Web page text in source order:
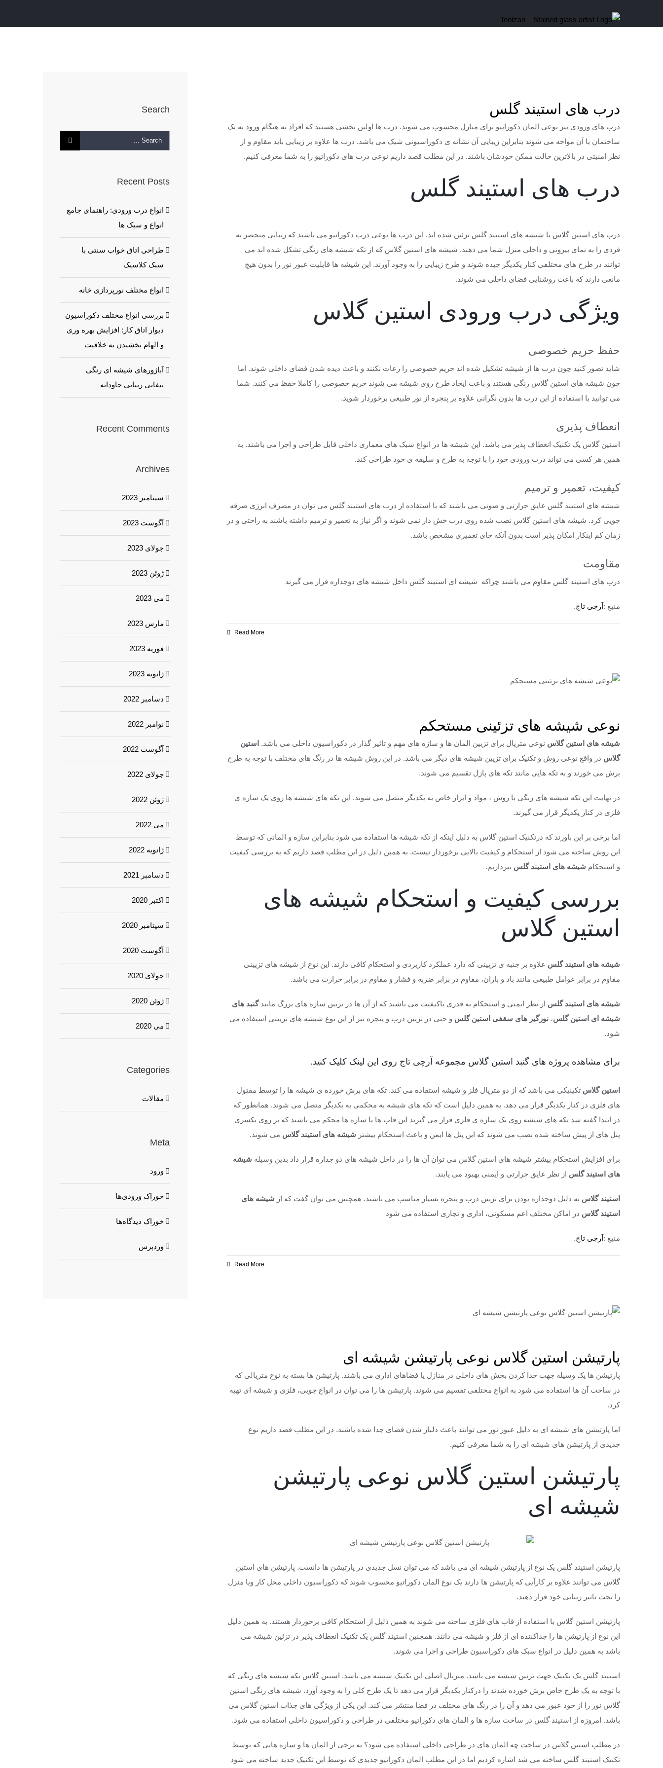
درب های استیند گلس
درب های ورودی نیز نوعی المان دکوراتیو برای منازل محسوب می شوند. درب ها اولین بخشی هستند که افراد به هنگام ورود به یک
ساختمان با آن مواجه می شوند بنابراین زیبایی آن نشانه ی دکوراسیونی شیک می باشد. درب ها علاوه بر زیبایی باید مقاوم و از
نظر امنیتی در بالاترین حالت ممکن خودشان باشند. در این مطلب قصد داریم نوعی درب های دکوراتیو را به شما معرفی کنیم.
درب های استیند گلس
درب های استین گلاس با شیشه های استیند گلس تزئین شده اند. این درب ها نوعی درب دکوراتیو می باشند که زیبایی منحصر به
فردی را به نمای بیرونی و داخلی منزل شما می دهند. شیشه های استین گلاس که از تکه شیشه های رنگی تشکل شده اند می
توانند در طرح های مختلفی کنار یکدیگر چیده شوند و طرح زیبایی را به وجود آورند. این شیشه ها قابلیت عبور نور را بدون هیچ
مانعی دارند که باعث روشنایی فضای داخلی می شوند.
ویژگی درب ورودی استین گلاس
حفظ حریم خصوصی
شاید تصور کنید چون درب ها از شیشه تشکیل شده اند حریم خصوصی را رعات نکنند و باعث دیده شدن فضای داخلی شوند. اما
چون شیشه های استین گلاس رنگی هستند و باعث ایجاد طرح روی شیشه می شوند حریم خصوصی را کاملا حفظ می کنند. شما
می توانید با استفاده از این درب ها بدون نگرانی علاوه بر پنجره از نور طبیعی برخوردار شوید.
انعطاف پذیری
استین گلاس یک تکنیک انعطاف پذیر می باشد. این شیشه ها در انواع سبک های معماری داخلی قابل طراحی و اجرا می باشند. به
همین هر کسی می تواند درب ورودی خود را با توجه به طرح و سلیقه ی خود طراحی کند.
کیفیت، تعمیر و ترمیم
شیشه های استیند گلس عایق حرارتی و صوتی می باشند که با استفاده از درب های استیند گلس می توان در مصرف انرژی صرفه
جویی کرد. شیشه های استین گلاس نصب شده روی درب خش دار نمی شوند و اگر نیاز به تعمیر و ترمیم داشته باشند به راحتی و در
زمان کم اینکار امکان پذیر است بدون آنکه جای تعمیری مشخص باشد.
مقاومت
درب های استیند گلس مقاوم می باشند چراکه شیشه ای استیند گلس داخل شیشه های دوجداره قرار می گیرند
منبع :آرچی تاج.
Read More
نوعی شیشه های تزئینی مستحکم
شیشه های استین گلاس نوعی متریال برای تزیین المان ها و سازه های مهم و تاثیر گذار در دکوراسیون داخلی می باشد. استین
گلاس در واقع نوعی روش و تکنیک برای تزیین شیشه های دیگر می باشد. در این روش شیشه ها در رنگ های مختلف با توجه به طرح
برش می خورند و به تکه هایی مانند تکه های پازل تقسیم می شوند.
در نهایت این تکه شیشه های رنگی با روش ، مواد و ابزار خاص به یکدیگر متصل می شوند. این تکه های شیشه ها روی یک سازه ی
فلزی در کنار یکدیگر قرار می گیرند.
اما برخی بر این باورند که درتکنیک استین گلاس به دلیل اینکه از تکه شیشه ها استفاده می شود بنابراین سازه و المانی که توسط
این روش ساخته می شود از استحکام و کیفیت بالایی برخوردار نیست. به همین دلیل در این مطلب قصد داریم که به بررسی کیفیت
و استحکام شیشه های استیند گلس بپردازیم.
بررسی کیفیت و استحکام شیشه های
استین گلاس
شیشه های استیند گلس علاوه بر جنبه ی تزیینی که دارد عملکرد کاربردی و استحکام کافی دارند. این نوع از شیشه های تزیینی
مقاوم در برابر عوامل طبیعی مانند باد و باران، مقاوم در برابر ضربه و فشار و مقاوم در برابر حرارت می باشد.
شیشه های استیند گلس از نظر ایمنی و استحکام به قدری باکیفیت می باشند که از آن ها در تزیین سازه های بزرگ مانندگنبد های
شیشه ای استین گلس، نورگیر های سقفی استین گلس و حتی در تزیین درب و پنجره نیز از این نوع شیشه های تزیینی استفاده می
شود.
برای مشاهده پروژه های گنبد استین گلاس مجموعه آرچی تاج روی این لینک کلیک کنید.
استین گلاس تکینیکی می باشد که از دو متریال فلز و شیشه استفاده می کند. تکه های برش خورده ی شیشه ها را توسط مفتول
های فلزی در کنار یکدیگر قرار می دهد. به همین دلیل است که تکه های شیشه به محکمی به یکدیگر متصل می شوند. همانطور که
در ابتدا گفته شد تکه های شیشه روی یک سازه ی فلزی قرار می گیرند این قاب ها یا سازه ها محکم می باشند که بر روی یکسری
پنل های از پیش ساخته شده نصب می شوند که این پنل ها ایمن و باعث استحکام بیشتر شیشه های استیند گلاس می شوند.
برای افزایش استحکام بیشتر شیشه های استین گلاس می توان آن ها را در داخل شیشه های دو جداره قرار داد بدین وسیله شیشه
های استیند گلس از نظر عایق حرارتی و ایمنی بهبود می یابند.
استیند گلاس به دلیل دوجداره بودن برای تزیین درب و پنجره بسیاز مناسب می باشند. همچنین می توان گفت که از شیشه های
استیند گلاس در اماکن مختلف اعم مسکونی، اداری و تجاری استفاده می شود
منبع :آرچی تاچ.
Read More
پارتیشن استین گلاس نوعی پارتیشن شیشه ای
پارتیشن ها یک وسیله جهت جدا کردن بخش های داخلی در منازل یا فضاهای اداری می باشند. پارتیشن ها بسته به نوع متریالی که
در ساخت آن ها استفاده می شود به انواع مختلفی تقسیم می شوند. پارتیشن ها را می توان در انواع چوبی، فلزی و شیشه ای تهیه
کرد.
اما پارتیشن های شیشه ای به دلیل عبور نور می توانند باعث دلباز شدن فضای جدا شده باشند. در این مطلب قصد داریم نوع
جدیدی از پارتیشن های شیشه ای را به شما معرفی کنیم.
پارتیشن استین گلاس نوعی پارتیشن
شیشه ای
پارتیشن استیند گلس یک نوع از پارتیشن شیشه ای می باشد که می توان نسل جدیدی در پارتیشن ها دانست. پارتیشن های استین
گلاس می توانند علاوه بر کارآیی که پارتیشن ها دارند یک نوع المان دکوراتیو محسوب شوند که دکوراسیون داخلی محل کار ویا منزل
را تحت تاثیر زیبایی خود قرار دهند.
پارتیشن استین گلاس با استفاده از قاب های فلزی ساخته می شوند به همین دلیل از استحکام کافی برخوردار هستند. به همین دلیل
این نوع از پارتیشن ها را جداکننده ای از فلز و شیشه می دانند. همچنین استیند گلس یک تکنیک انعطاف پذیر در تزئین شیشه می
باشد به همین دلیل در انواع سبک های دکوراسیون طراحی و اجرا می شوند.
استیند گلس یک تکنیک جهت تزئین شیشه می باشد. متریال اصلی این تکنیک شیشه می باشد. استین گلاس تکه شیشه های رنگی که
با توجه به یک طرح خاص برش خورده شدند را درکنار یکدیگر قرار می دهد تا یک طرح کلی را به وجود آورد. شیشه های رنگی استین
گلاس نور را از خود عبور می دهد و آن را در رنگ های مختلف در فضا منتشر می کند. این یکی از ویژگی های جذاب استین گلاس می
باشد. امروزه از استیند گلس در ساخت سازه ها و المان های دکوراتیو مختلفی در طراحی و دکوراسیون داخلی استفاده می شود.
در مطلب استین گلاس در ساخت چه المان های در طراحی داخلی استفاده می شود؟ به برخی از المان ها و سازه هایی که توسط
تکنیک استیند گلس ساخته می شد اشاره کردیم اما در این مطلب المان دکوراتیو جدیدی که توسط این تکنیک جدید ساخته می شود
Search
Search
for:
Recent Posts
انواع درب ورودی: راهنمای جامع
انواع و سبک ها
طراحی اتاق خواب سنتی با
سبک کلاسیک
انواع مختلف نورپردازی خانه
بررسی انواع مختلف دکوراسیون
دیوار اتاق کار: افزایش بهره وری
و الهام بخشیدن به خلاقیت
آباژورهای شیشه ای رنگی
تیفانی زیبایی جاودانه
Recent Comments
Archives
سپتامبر 2023
آگوست 2023
جولای 2023
ژوئن 2023
می 2023
مارس 2023
فوریه 2023
ژانویه 2023
دسامبر 2022
نوامبر 2022
آگوست 2022
جولای 2022
ژوئن 2022
می 2022
ژانویه 2022
دسامبر 2021
اکتبر 2020
سپتامبر 2020
آگوست 2020
جولای 2020
ژوئن 2020
می 2020
Categories
مقالات
Meta
ورود
خوراک ورودی‌ها
خوراک دیدگاه‌ها
وردپرس